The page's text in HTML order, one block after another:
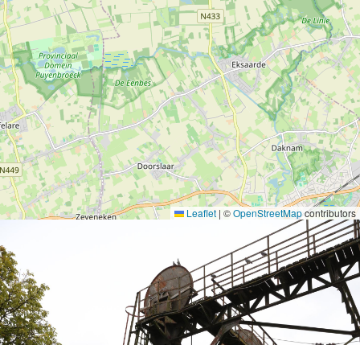
Leaflet | ©OpenStreetMapcontributors